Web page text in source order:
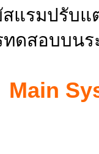
สแรมปรับ
ทดสอบบน
Main